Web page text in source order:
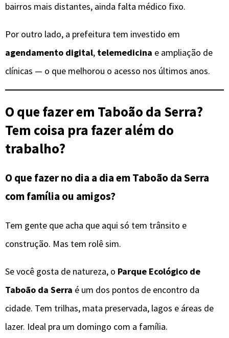
bairros mais distantes, ainda falta médico fixo.
Por outro lado, a prefeitura tem investido em
agendamento digital, telemedicina e ampliação de
clínicas — o que melhorou o acesso nos últimos anos.
O que fazer em Taboão da Serra?
Tem coisa pra fazer além do
trabalho?
O que fazer no dia a dia em Taboão da Serra
com família ou amigos?
Tem gente que acha que aqui só tem trânsito e
construção. Mas tem rolê sim.
Se você gosta de natureza, o Parque Ecológico de
Taboão da Serra é um dos pontos de encontro da
cidade. Tem trilhas, mata preservada, lagos e áreas de
lazer. Ideal pra um domingo com a família.